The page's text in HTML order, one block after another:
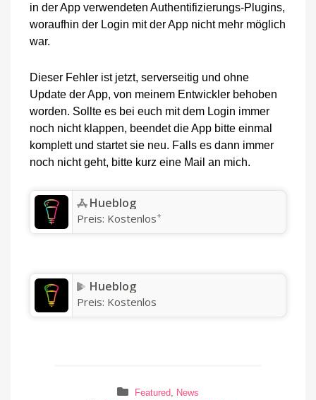
in der App verwendeten Authentifizierungs-Plugins,
woraufhin der Login mit der App nicht mehr möglich
war.
Dieser Fehler ist jetzt, serverseitig und ohne
Update der App, von meinem Entwickler behoben
worden. Sollte es bei euch mit dem Login immer
noch nicht klappen, beendet die App bitte einmal
komplett und startet sie neu. Falls es dann immer
noch nicht geht, bitte kurz eine Mail an mich.
‎Hueblog
Preis: Kostenlos+
Hueblog
Preis: Kostenlos
Featured, News